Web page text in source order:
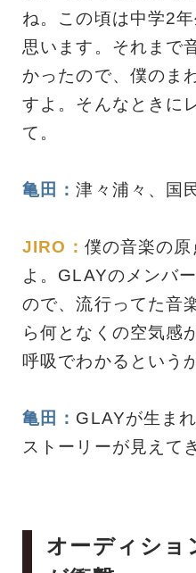
ね。この頃は中学2
思います。それまで
かったので、僕のま
すよ。そんなときに
て。
亀田：津々浦々、国
JIRO： 僕の音楽の
よ。GLAYのメンバ
ので、流行ってた音
ら何となくの空気感
呼吸でわかるという
亀田： GLAYが生ま
ストーリーが見えて
オーディショ